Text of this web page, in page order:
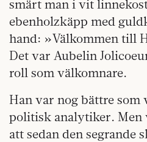
smärt man i vit
ebenholzkäpp med
hand: »Välkommen till
Det var Aubelin
roll som välkomnare.
Han var nog bättre som
politisk analytiker. Men
att sedan den segrande